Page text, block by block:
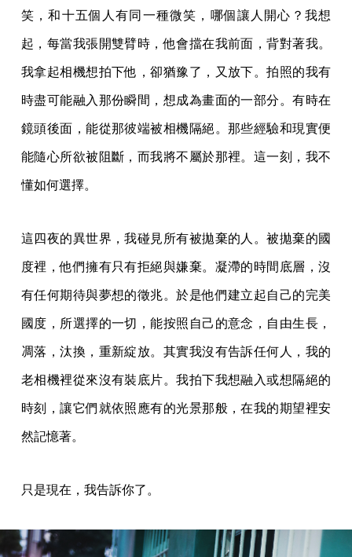
笑，和十五個人有同一種微笑，哪個讓人開心？我想
起，每當我張開雙臂時，他會擋在我前面，背對著我。
我拿起相機想拍下他，卻猶豫了，又放下。拍照的我有
時盡可能融入那份瞬間，想成為畫面的一部分。有時在
鏡頭後面，能從那彼端被相機隔絕。那些經驗和現實便
能隨心所欲被阻斷，而我將不屬於那裡。這一刻，我不
懂如何選擇。
這四夜的異世界，我碰見所有被拋棄的人。被拋棄的國
度裡，他們擁有只有拒絕與嫌棄。凝滯的時間底層，沒
有任何期待與夢想的徵兆。於是他們建立起自己的完美
國度，所選擇的一切，能按照自己的意念，自由生長，
凋落，汰換，重新綻放。其實我沒有告訴任何人，我的
老相機裡從來沒有裝底片。我拍下我想融入或想隔絕的
時刻，讓它們就依照應有的光景那般，在我的期望裡安
然記憶著。
只是現在，我告訴你了。